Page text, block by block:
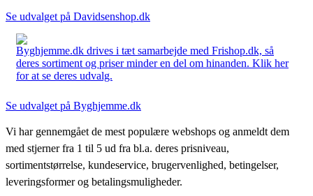
Se udvalget på Davidsenshop.dk
Byghjemme.dk drives i tæt samarbejde med Frishop.dk, så
deres sortiment og priser minder en del om hinanden. Klik her
for at se deres udvalg.
Se udvalget på Byghjemme.dk
Vi har gennemgået de mest populære webshops og anmeldt dem
med stjerner fra 1 til 5 ud fra bl.a. deres prisniveau,
sortimentstørrelse, kundeservice, brugervenlighed, betingelser,
leveringsformer og betalingsmuligheder.